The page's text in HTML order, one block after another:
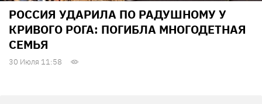
РОССИЯ УДАРИЛА ПО РАДУШНОМУ У
КРИВОГО РОГА: ПОГИБЛА МНОГОДЕТНАЯ
СЕМЬЯ
30 Июля 11:58